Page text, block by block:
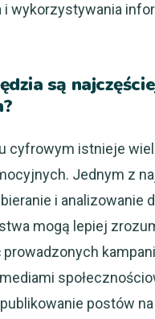
i wykorzystywania
są
cyfrowym istnieje
Jednym z
i analizowanie
mogą lepiej
postów